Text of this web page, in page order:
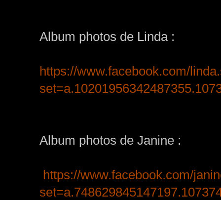
Album photos de Linda :
https://www.facebook.com/
Album photos de Janine :
https://www.facebook.com/